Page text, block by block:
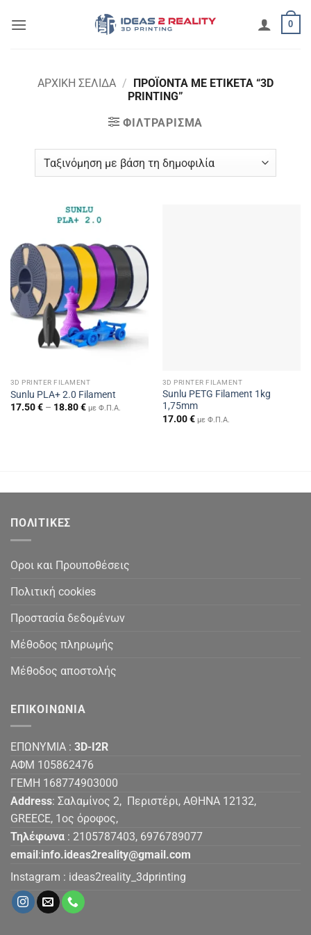
στο
0
ΑΡΧΙΚΉ ΣΕΛΊΔΑ / ΠΡΟΪΌΝΤΑ ΜΕ ΕΤΙΚΈΤΑ “3D
PRINTING”
ΦΙΛΤΡΆΡΙΣΜΑ
3D PRINTER FILAMENT
Sunlu PLA+ 2.0 Filament
17.50€ – 18.80€Price
range:
με Φ.Π.Α.
3D PRINTER FILAMENT
Sunlu PETG Filament 1kg
1,75mm
17.00€ με Φ.Π.Α.
ΠΟΛΙΤΙΚΕΣ
Οροι και Προυποθέσεις
Πολιτική cookies
Προστασία δεδομένων
Μέθοδος πληρωμής
Μέθοδος αποστολής
ΕΠΙΚΟΙΝΩΝΙΑ
ΕΠΩΝΥΜΙΑ : 3D-I2R
ΑΦΜ 105862476
ΓΕΜΗ 168774903000
Address: Σαλαμίνος 2, Περιστέρι, ΑΘΗΝΑ 12132,
GREECE, 1ος όροφος,
Τηλέφωνα : 2105787403, 6976789077
email :info.ideas2reality@gmail.com
Instagram : ideas2reality_3dprinting